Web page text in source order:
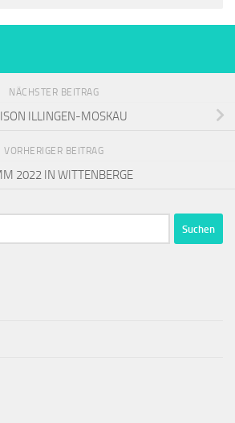
NÄCHSTER BEITRAG
ILLINGEN-MOSKAU
VORHERIGER BEITRAG
2022 IN WITTENBERGE